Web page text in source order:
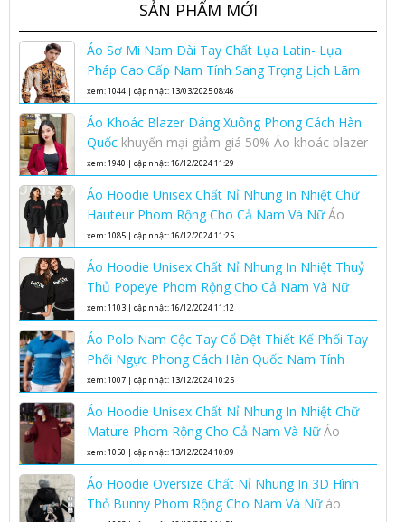
SẢN PHẨM MỚI
Áo Sơ Mi Nam Dài Tay Chất Lụa Latin- Lụa
Pháp Cao Cấp Nam Tính Sang Trọng Lịch Lãm
Áo sơ mi lụa nam cao cấp
xem: 1044 | cập nhật: 13/03/2025 08:46
Áo Khoác Blazer Dáng Xuông Phong Cách Hàn
Quốc khuyến mại giảm giá 50% Áo khoác blazer
dáng xuông phong cách Hàn Quốc nhân dịp
xem: 1940 | cập nhật: 16/12/2024 11:29
Áo Hoodie Unisex Chất Nỉ Nhung In Nhiệt Chữ
Hauteur Phom Rộng Cho Cả Nam Và NữÁo
Hoodie Unisex Chất Nỉ Nhung In Nhiệt Chữ
xem: 1085 | cập nhật: 16/12/2024 11:25
Áo Hoodie Unisex Chất Nỉ Nhung In Nhiệt Thuỷ
Thủ Popeye Phom Rộng Cho Cả Nam Và Nữ
Áo hoodie unisex phom rộng chất nỉ nhung áo
xem: 1103 | cập nhật: 16/12/2024 11:12
Áo Polo Nam Cộc Tay Cổ Dệt Thiết Kế Phối Tay
Phối Ngực Phong Cách Hàn Quốc Nam Tính
Lịch Lãmáo polo nam cộc tay cổ dệt
xem: 1007 | cập nhật: 13/12/2024 10:25
Áo Hoodie Unisex Chất Nỉ Nhung In Nhiệt Chữ
Mature Phom Rộng Cho Cả Nam Và NữÁo
hoodie unisex phom rộng chất nỉ nhung áo
xem: 1050 | cập nhật: 13/12/2024 10:09
Áo Hoodie Oversize Chất Nỉ Nhung In 3D Hình
Thỏ Bunny Phom Rộng Cho Nam Và Nữ áo